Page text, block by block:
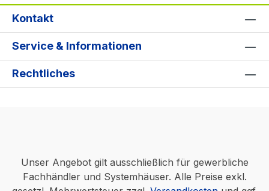
Kontakt
Service & Informationen
Rechtliches
Unser Angebot gilt ausschließlich für gewerbliche
Fachhändler und Systemhäuser. Alle Preise exkl.